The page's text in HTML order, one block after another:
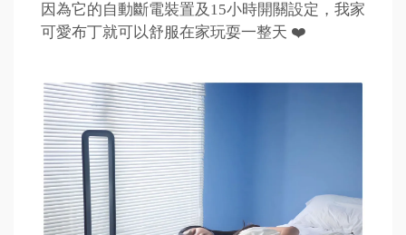
因為它的自動斷電裝置及15小時開關設定，我家
可愛布丁就可以舒服在家玩耍一整天 ❤️